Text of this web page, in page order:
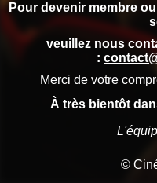
Pour devenir membre
veuillez nous
:
Merci de votre
À très bientôt
©